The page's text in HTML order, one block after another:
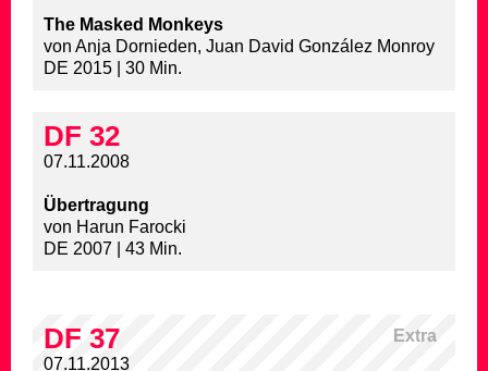
The Masked Monkeys
von Anja Dornieden, Juan David González Monroy
DE 2015 | 30 Min.
DF 32
07.11.2008
Übertragung
von Harun Farocki
DE 2007 | 43 Min.
Extra
DF 37
07.11.2013